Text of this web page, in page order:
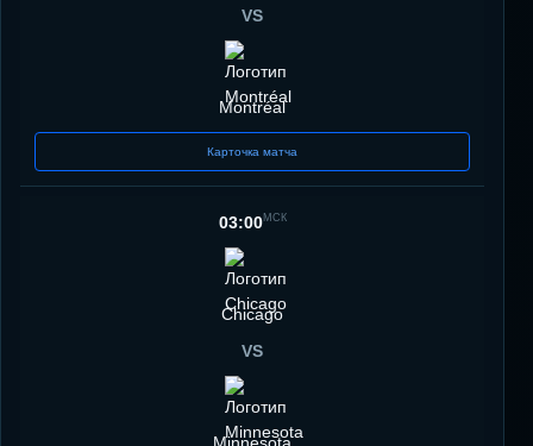
VS
Montréal
Карточка матча
03:00МСК
Chicago
VS